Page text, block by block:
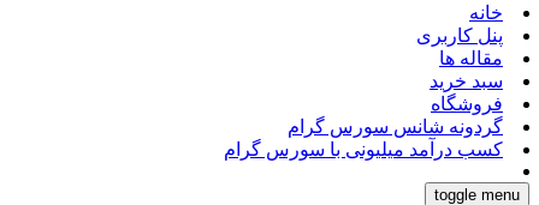
خانه
پنل کاربری
مقاله ها
سبد خرید
فروشگاه
گردونه شانس سورس گرام
کسب درآمد میلیونی با سورس گرام
toggle menu